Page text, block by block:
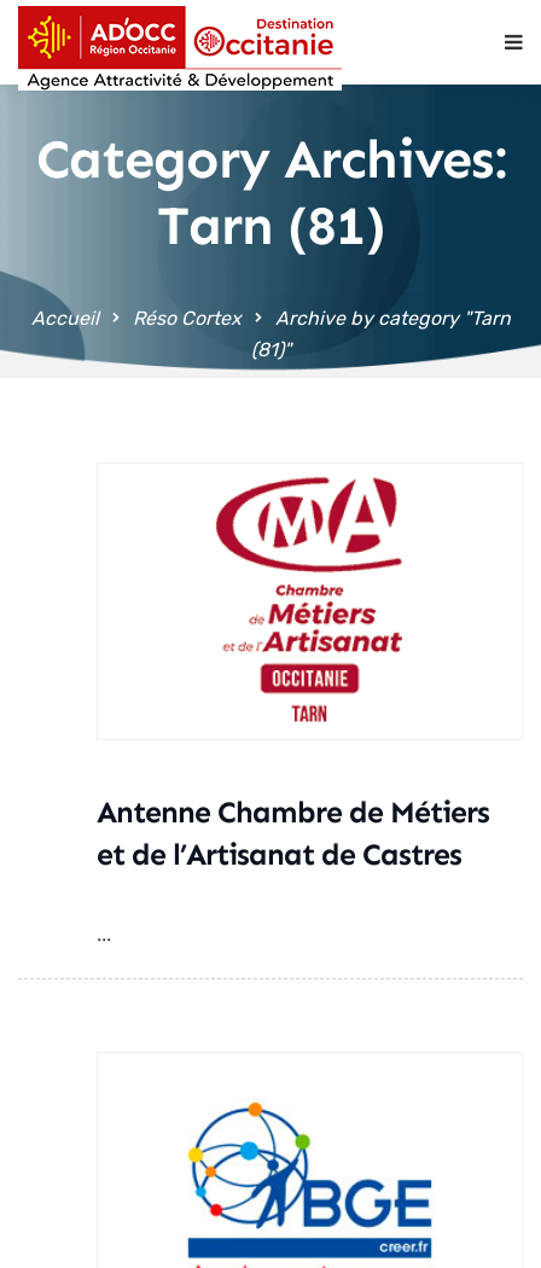
principal
Category Archives:
Tarn (81)
Accueil Réso Cortex
Archive by category "Tarn
(81)"
Antenne Chambre de Métiers
et de l’Artisanat de Castres
...